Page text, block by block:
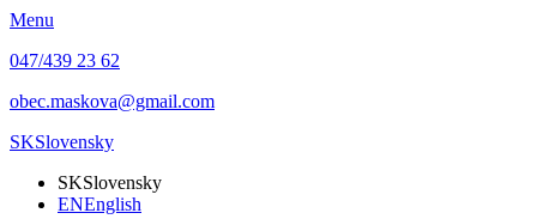
Menu
047/439 23 62
obec.maskova@gmail.com
SKSlovensky
SKSlovensky
ENEnglish